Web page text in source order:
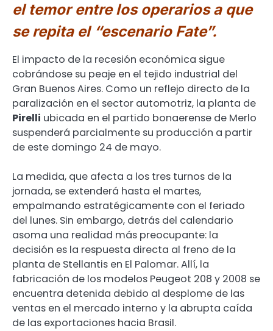
el temor entre los operarios a que
se repita el “escenario Fate”.
El impacto de la recesión económica sigue
cobrándose su peaje en el tejido industrial del
Gran Buenos Aires. Como un reflejo directo de la
paralización en el sector automotriz, la planta de
Pirelli ubicada en el partido bonaerense de Merlo
suspenderá parcialmente su producción a partir
de este domingo 24 de mayo.
La medida, que afecta a los tres turnos de la
jornada, se extenderá hasta el martes,
empalmando estratégicamente con el feriado
del lunes. Sin embargo, detrás del calendario
asoma una realidad más preocupante: la
decisión es la respuesta directa al freno de la
planta de Stellantis en El Palomar. Allí, la
fabricación de los modelos Peugeot 208 y 2008 se
encuentra detenida debido al desplome de las
ventas en el mercado interno y la abrupta caída
de las exportaciones hacia Brasil.